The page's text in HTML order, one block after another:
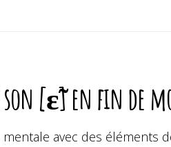
son [ɛ̃] en fin de
avec des éléments